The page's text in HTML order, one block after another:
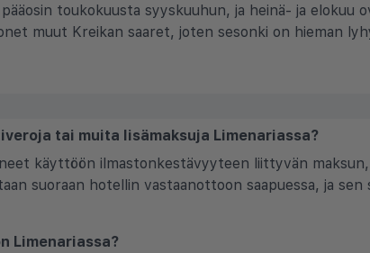
toukokuusta syyskuuhun, ja heinä- ja elokuu
muut Kreikan saaret, joten sesonki on hieman
tai muita lisämaksuja Limenariassa?
käyttöön ilmastonkestävyyteen liittyvän maksun,
suoraan hotellin vastaanottoon saapuessa, ja
Limenariassa?